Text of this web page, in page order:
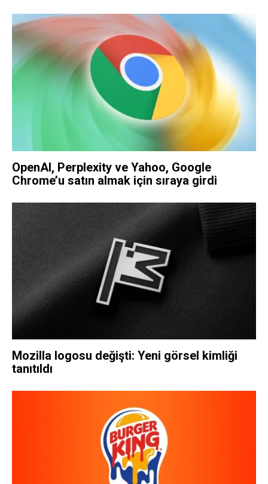
OpenAI, Perplexity ve Yahoo, Google
Chrome’u satın almak için sıraya girdi
Mozilla logosu değişti: Yeni görsel kimliği
tanıtıldı